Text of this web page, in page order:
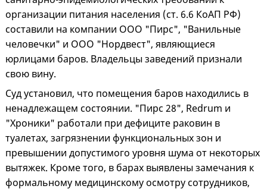
организации питания населения (ст. 6.6 КоАП РФ)
составили на компании ООО "Пирс", "Ванильные
человечки" и ООО "Нордвест", являющиеся
юрлицами баров. Владельцы заведений признали
свою вину.
Суд установил, что помещения баров находились в
ненадлежащем состоянии. "Пирс 28", Redrum и
"Хроники" работали при дефиците раковин в
туалетах, загрязнении функциональных зон и
превышении допустимого уровня шума от некоторых
вытяжек. Кроме того, в барах выявлены замечания к
формальному медицинскому осмотру сотрудников,